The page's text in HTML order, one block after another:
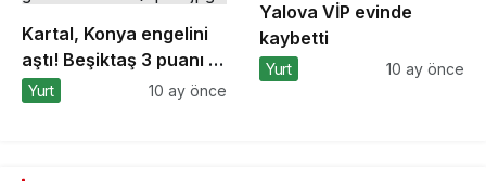
Kartal, Konya engelini
aştı! Beşiktaş 3 puanı 2
golle aldı
Yurt 10 ay önce
Yalova VİP evinde
kaybetti
Yurt 10 ay önce